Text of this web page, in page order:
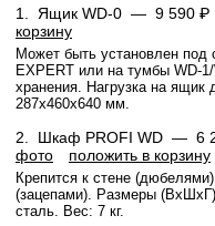
1. Ящик WD-0 — 9 590 ₽
корзину
Может быть установлен под
EXPERT или на тумбы WD-
хранения. Нагрузка на
287x460x640 мм.
2. Шкаф PROFI WD — 6
фото
положить в корзину
Крепится к стене
(зацепами). Размеры
сталь. Вес: 7 кг.